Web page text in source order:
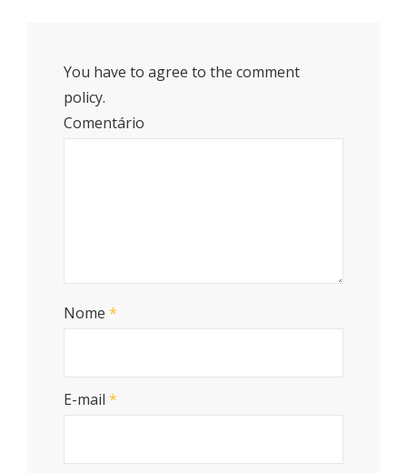
You have to agree to the comment
policy.
Comentário
Nome *
E-mail *